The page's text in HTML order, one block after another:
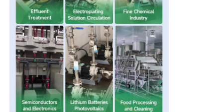
불소는 케미컬 펌프를 정렬시켰습니다
화학액 필터
공기 용막 펌프